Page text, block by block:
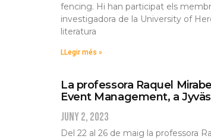
fencing. Hi han participat els
investigadora de la University of
literatura
LLegir més »
La professora Raquel
Event Management, a
juny 2, 2023
Del 22 al 26 de maig la professora